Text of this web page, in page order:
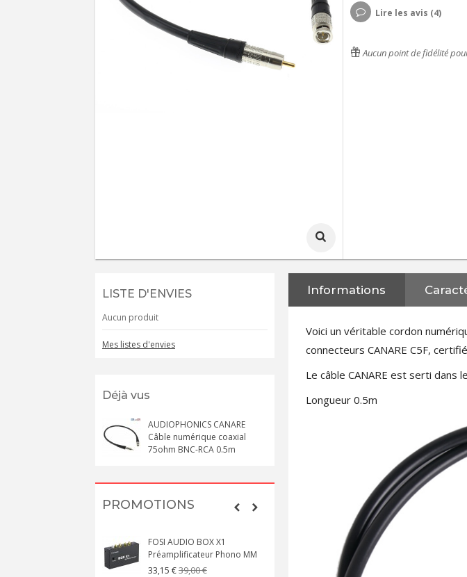
Lire les avis (4)
Aucun point de fidélité
LISTE D'ENVIES
Aucun produit
Mes listes d'envies
Déjà vus
AUDIOPHONICS CANARE
Câble numérique coaxial
75ohm BNC-RCA 0.5m
PROMOTIONS
FOSI AUDIO BOX X1
Préamplificateur Phono MM
33,15 €39,00 €
NEUTRIK NC3FXX Connecteur
XLR Femelle 3 Pôles...
4,30 €4,95 €
Informations
Voici un véritable cordon
connecteurs CANARE C5F,
Le câble CANARE est serti dans
Longueur 0.5m